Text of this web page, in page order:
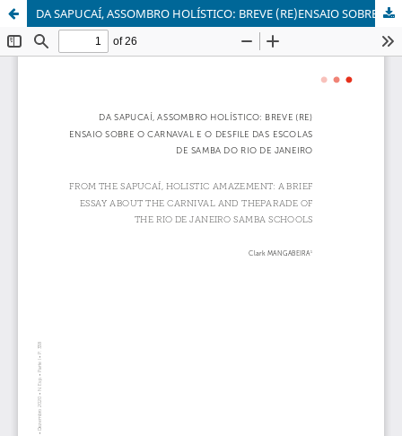
DA SAPUCAÍ, ASSOMBRO HOLÍSTICO: BREVE (RE)ENSAIO SOBRE O CARNAVAL E O DESFILE DAS ESCOLAS DE SAMBA DO RIO DE JANEIRO